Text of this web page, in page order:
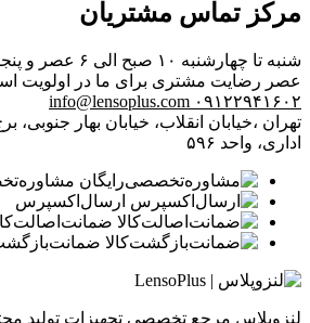
مرکز تماس مشتریان
عصر رضایت مشتری برای ما در اولویت
۰۹۱۲۲۹۴۱۶۰۲ info@lensoplus.com
تهران ،خیابان انقلاب، خیابان بهار جنوبی،
اداری، واحد ۵۹۶
ارسال‌اکسپرس
لنزوپلاس مرجع تخصصی تجهیزات تولید